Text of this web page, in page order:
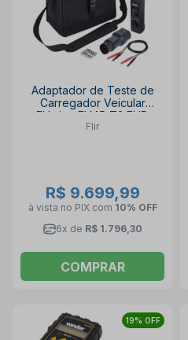
Adaptador de Teste de
Carregador Veicular
Elétrico EV45-T2 FLIR
Flir
R$ 9.699,99
à vista no PIX com 10% OFF
6x de R$ 1.796,30
COMPRAR
19% OFF